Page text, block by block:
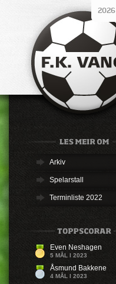
2026
Arkiv
Spelarstall
Terminliste 2022
Even Neshagen
5 MÅL I 2023
Åsmund Bakkene
4 MÅL I 2023